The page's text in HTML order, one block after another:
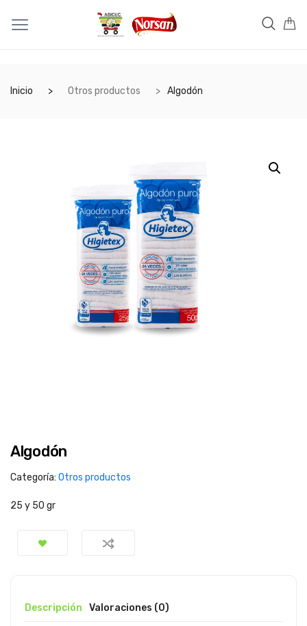
Inicio Otros productos Algodón
Algodón
Categoría: Otros productos
25 y 50 gr
Descripción Valoraciones (0)